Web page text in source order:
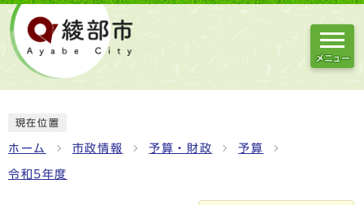
メニュー
現在位置
ホーム 市政情報 予算・財政 予算
令和5年度